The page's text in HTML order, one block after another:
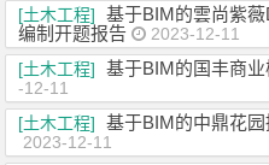
[土木工程]
基于BIM的雲尚紫
编制开题报告
2023-12-11
[土木工程]
基于BIM的国丰商
-12-11
[土木工程]
基于BIM的中鼎花
2023-12-11